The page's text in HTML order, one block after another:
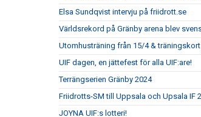
Elsa Sundqvist intervju på friidrott.se
Världsrekord på Gränby arena blev
Utomhusträning från 15/4 & träningskort
UIF dagen, en jättefest för alla UIF:are!
Terrängserien Gränby 2024
Friidrotts-SM till Uppsala och Upsala IF
JOYNA UIF:s lotteri!